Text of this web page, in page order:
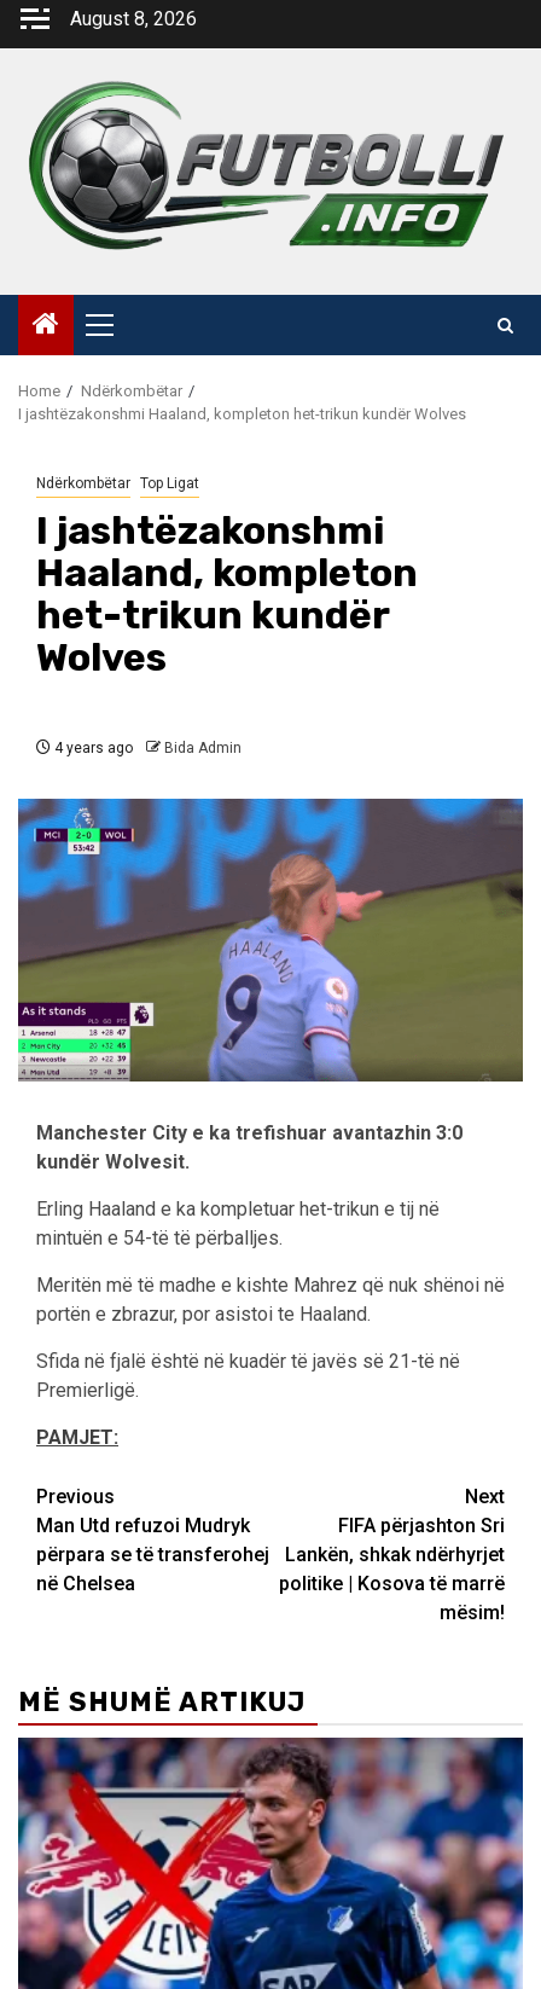
Skip
August 8, 2026
Primary
Menu
Home
Ndërkombëtar
I jashtëzakonshmi Haaland, kompleton het-trikun kundër Wolves
Ndërkombëtar Top Ligat
I jashtëzakonshmi
Haaland, kompleton
het-trikun kundër
Wolves
4 years ago Bida Admin
Manchester City e ka trefishuar avantazhin 3:0
kundër Wolvesit.
Erling Haaland e ka kompletuar het-trikun e tij në
mintuën e 54-të të përballjes.
Meritën më të madhe e kishte Mahrez që nuk shënoi në
portën e zbrazur, por asistoi te Haaland.
Sfida në fjalë është në kuadër të javës së 21-të në
Premierligë.
PAMJET:
Post
navigation
Previous
Man Utd refuzoi Mudryk
përpara se të transferohej
në Chelsea
Next
FIFA përjashton Sri
Lankën, shkak ndërhyrjet
politike | Kosova të marrë
mësim!
MË SHUMË ARTIKUJ